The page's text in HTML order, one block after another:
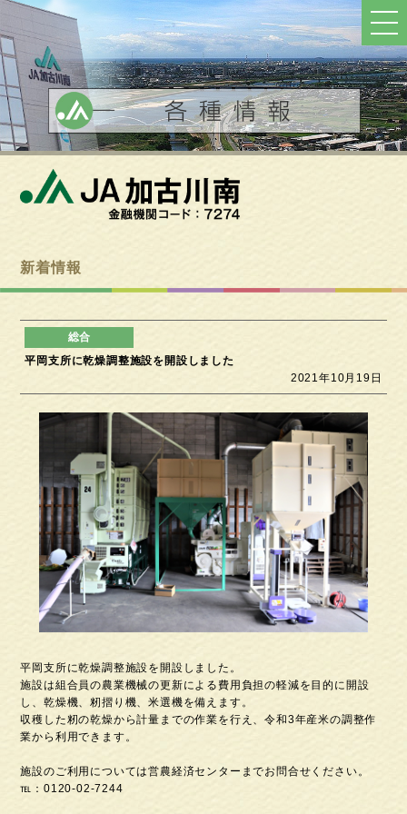
新着情報
平岡支所に乾燥調整施設を開設しました
2021年10月19日
平岡支所に乾燥調整施設を開設しました。
施設は組合員の農業機械の更新による費用負担の軽減を目的に開設
し、乾燥機、籾摺り機、米選機を備えます。
収穫した籾の乾燥から計量までの作業を行え、令和3年産米の調整作
業から利用できます。
施設のご利用については営農経済センターまでお問合せください。
℡：0120-02-7244